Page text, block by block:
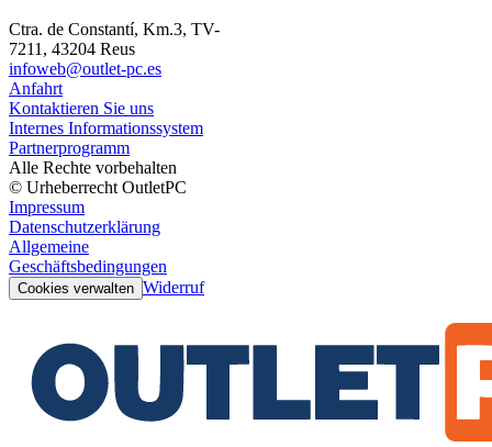
Ctra. de Constantí, Km.3, TV-
7211, 43204 Reus
infoweb@outlet-pc.es
Anfahrt
Kontaktieren Sie uns
Internes Informationssystem
Partnerprogramm
Alle Rechte vorbehalten
© Urheberrecht OutletPC
Impressum
Datenschutzerklärung
Allgemeine
Geschäftsbedingungen
Cookies verwalten Widerruf